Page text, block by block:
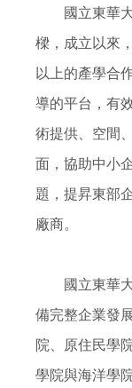
國立
樑，成立以來
以上的產學合
導的平台，有
術提供、空間
面，協助中小
題，提昇東部
廠商。
備完整企業發
院、原住民學
學院與海洋學